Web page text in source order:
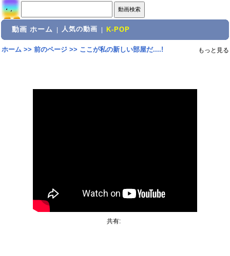
動画 ホーム 人気の動画 K-POP
ホーム>> 前のページ>> ここが私の新しい部屋だ....! もっと見る
共有: